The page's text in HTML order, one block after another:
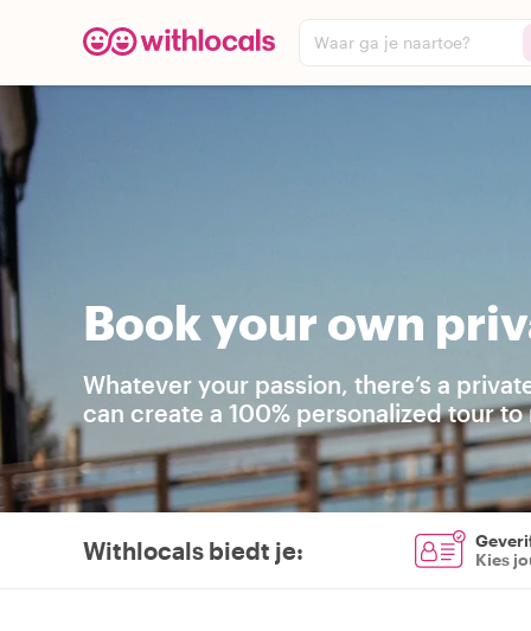
Waar ga je naartoe?
Book your own
Whatever your passion, there’s a
can create a 100% personalized tour
Withlocals biedt je:
Kies